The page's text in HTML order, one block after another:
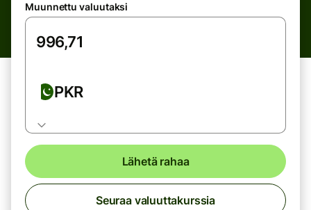
Muunnettu valuutaksi
PKR
Lähetä rahaa
Seuraa valuuttakurssia